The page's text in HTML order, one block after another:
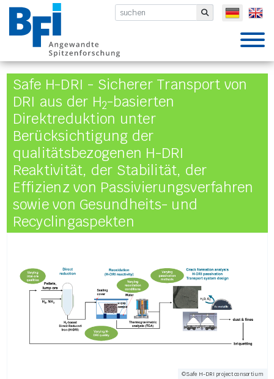
BFI VDEh- Submit
Safe H-DRI - Sicherer Transport von
DRI aus der H2-basierten
Direktreduktion unter
Berücksichtigung der
qualitätsbezogenen H-DRI
Reaktivität, der Stabilität, der
Effizienz von Passivierungsverfahren
sowie von Gesundheits- und
Recyclingaspekten
©Safe H-DRI project consortium